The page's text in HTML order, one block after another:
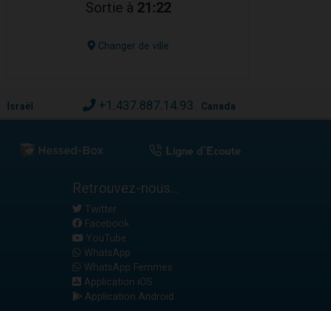
Sortie à 21:22
Changer de ville
Israël +1.437.887.14.93 Canada
Retrouvez-nous...
Twitter
Facebook
YouTube
WhatsApp
WhatsApp Femmes
Application iOS
Application Android